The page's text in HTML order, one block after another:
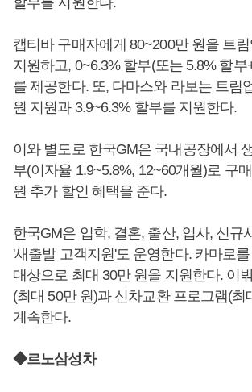
캡티바 구매자에게 80~200만 원을 트림
지원하고, 0~6.3% 할부(또는 5.8% 할부
를 제공한다. 또, 다마스와 라보는 트림
원 지원과 3.9~6.3% 할부를 지원한다.
이와 별도로 한국GM은 국내공장에서
부(이자율 1.9~5.8%, 12~60개월)로 구
원 추가 할인 혜택을 준다.
한국GM은 입학, 결혼, 출산, 입사, 신규
'새출발 고객지원'도 운영한다. 카마로
대상으로 최대 30만 원을 지원한다. 이
(최대 50만 원)과 신차교환 프로그램(최
계속한다.
◆르노삼성차